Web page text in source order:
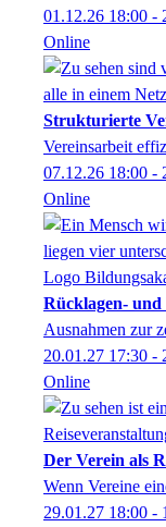
01.12.26 18:00 -
Online
Strukturierte
Vereinsarbeit
07.12.26 18:00 -
Online
Rücklagen-
Ausnahmen zur
20.01.27 17:30 -
Online
Der Verein als
Wenn Vereine
29.01.27 18:00 -